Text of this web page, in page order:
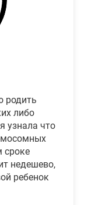
родить
либо
узнала что
сроке
недешево,
ребенок